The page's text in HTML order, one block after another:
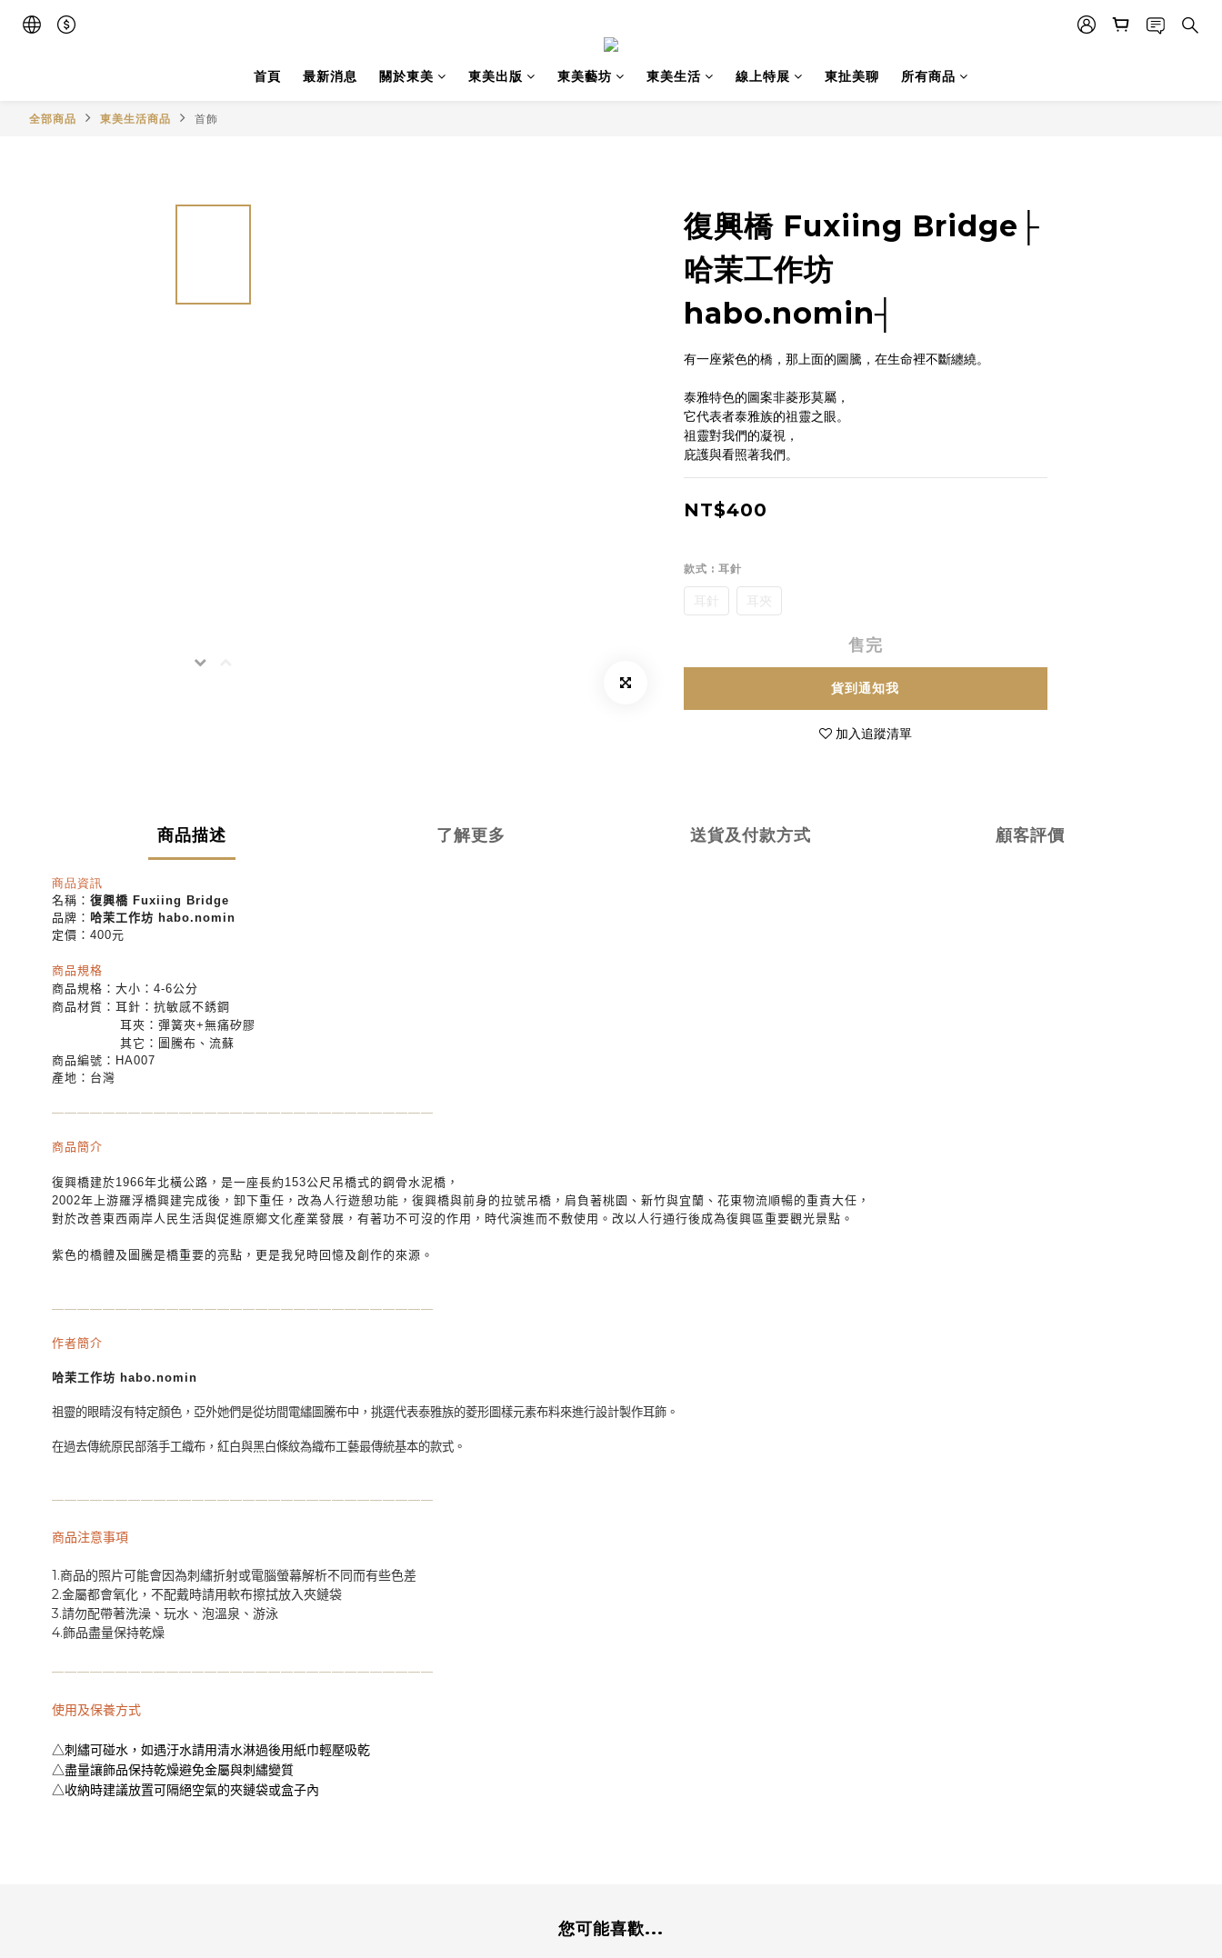
首頁 最新消息 關於東美 東美出版 東美藝坊 東美生活 線上特展 東扯美聊 所有商品
全部商品 東美生活商品 首飾
復興橋 Fuxiing Bridge├
哈茉工作坊
habo.nomin┤
有一座紫色的橋，那上面的圖騰，在生命裡不斷纏繞。
泰雅特色的圖案非菱形莫屬，
它代表者泰雅族的祖靈之眼。
祖靈對我們的凝視，
庇護與看照著我們。
NT$400
款式 : 耳針
耳針 耳夾
售完
貨到通知我
加入追蹤清單
商品描述 了解更多 送貨及付款方式 顧客評價
商品資訊
名稱： 復興橋 Fuxiing Bridge
品牌： 哈茉工作坊 habo.nomin
定價：400元
商品規格
商品規格：大小：4-6公分
商品材質：耳針：抗敏感不銹鋼
耳夾：彈簧夾+無痛矽膠
其它：圖騰布、流蘇
商品編號：HA007
產地：台灣
——————————————————————————————
商品簡介
復興橋建於1966年北橫公路，是一座長約153公尺吊橋式的鋼骨水泥橋，
2002年上游羅浮橋興建完成後，卸下重任，改為人行遊憩功能，復興橋與前身的拉號吊橋，肩負著桃園、新竹與宜蘭、花東物流順暢的重責大任，
對於改善東西兩岸人民生活與促進原鄉文化產業發展，有著功不可沒的作用，時代演進而不敷使用。改以人行通行後成為復興區重要觀光景點。
紫色的橋體及圖騰是橋重要的亮點，更是我兒時回憶及創作的來源。
——————————————————————————————
作者簡介
哈茉工作坊 habo.nomin
祖靈的眼睛沒有特定顏色，亞外她們是從坊間電繡圖騰布中，挑選代表泰雅族的菱形圖樣元素布料來進行設計製作耳飾。
在過去傳統原民部落手工織布，紅白與黑白條紋為織布工藝最傳統基本的款式。
——————————————————————————————
商品注意事項
1.商品的照片可能會因為刺繡折射或電腦螢幕解析不同而有些色差
2.金屬都會氧化，不配戴時請用軟布擦拭放入夾鏈袋
3.請勿配帶著洗澡、玩水、泡溫泉、游泳
4.飾品盡量保持乾燥
——————————————————————————————
使用及保養方式
△刺繡可碰水，如遇汙水請用清水淋過後用紙巾輕壓吸乾
△盡量讓飾品保持乾燥避免金屬與刺繡變質
△收納時建議放置可隔絕空氣的夾鏈袋或盒子內
您可能喜歡...